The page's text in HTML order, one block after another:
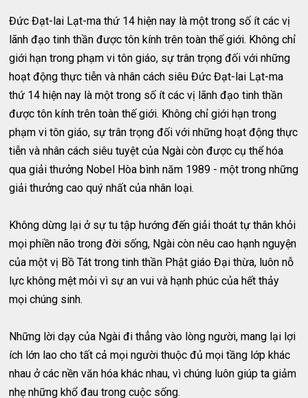
Đức Đạt-lai Lạt-ma thứ 14 hiện nay là một trong số ít các vị
lãnh đạo tinh thần được tôn kính trên toàn thế giới. Không chỉ
giới hạn trong phạm vi tôn giáo, sự trân trọng đối với những
hoạt động thực tiễn và nhân cách siêu Đức Đạt-lai Lạt-ma
thứ 14 hiện nay là một trong số ít các vị lãnh đạo tinh thần
được tôn kính trên toàn thế giới. Không chỉ giới hạn trong
phạm vi tôn giáo, sự trân trọng đối với những hoạt động thực
tiễn và nhân cách siêu tuyệt của Ngài còn được cụ thể hóa
qua giải thưởng Nobel Hòa bình năm 1989 - một trong những
giải thưởng cao quý nhất của nhân loại.
Không dừng lại ở sự tu tập hướng đến giải thoát tự thân khỏi
mọi phiền não trong đời sống, Ngài còn nêu cao hạnh nguyện
của một vị Bồ Tát trong tinh thần Phật giáo Đại thừa, luôn nỗ
lực không mệt mỏi vì sự an vui và hạnh phúc của hết thảy
mọi chúng sinh.
Những lời dạy của Ngài đi thẳng vào lòng người, mang lại lợi
ích lớn lao cho tất cả mọi người thuộc đủ mọi tầng lớp khác
nhau ở các nền văn hóa khác nhau, vì chúng luôn giúp ta giảm
nhẹ những khổ đau trong cuộc sống.